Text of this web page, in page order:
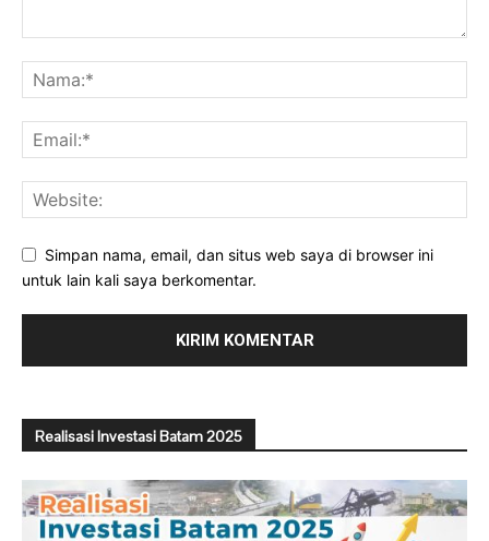
Simpan nama, email, dan situs web saya di browser ini
untuk lain kali saya berkomentar.
Realisasi Investasi Batam 2025